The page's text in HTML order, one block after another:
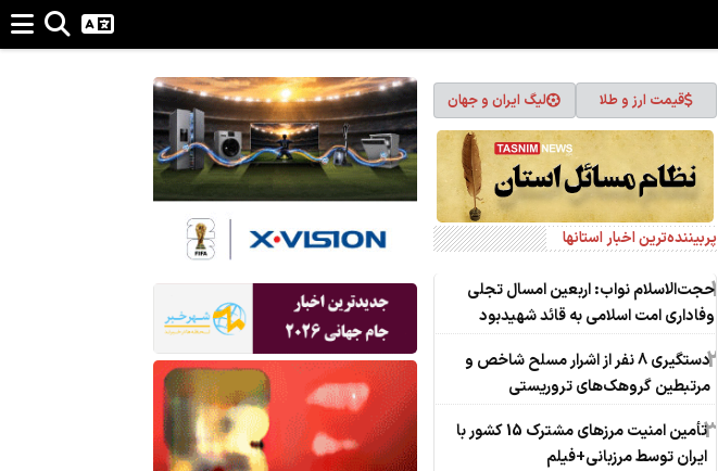
قیمت ارز و طلا لیگ ایران و جهان
پربیننده‌ترین اخبار استانها
1حجت‌الاسلام نواب: اربعین امسال تجلی
وفاداری امت اسلامی به قائد شهیدبود
2
دستگیری 8 نفر از اشرار مسلح شاخص و
مرتبطین گروهک‌های تروریستی
3
تأمین امنیت مرزهای مشترک 15 کشور با
ایران توسط مرزبانی+فیلم